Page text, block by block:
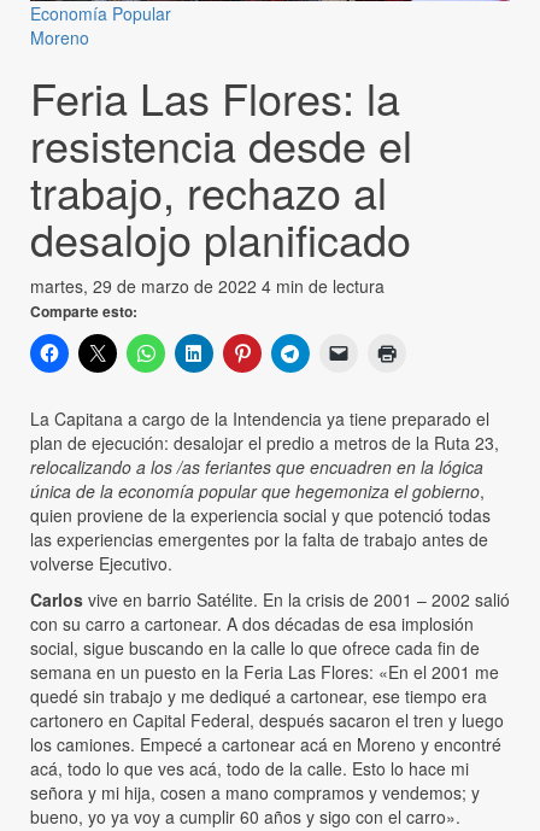
Economía Popular
Moreno
Feria Las Flores: la
resistencia desde el
trabajo, rechazo al
desalojo planificado
martes, 29 de marzo de 2022 4 min de lectura
Comparte esto:
La Capitana a cargo de la Intendencia ya tiene preparado el
plan de ejecución: desalojar el predio a metros de la Ruta 23,
relocalizando a los /as feriantes que encuadren en la lógica
única de la economía popular que hegemoniza el gobierno,
quien proviene de la experiencia social y que potenció todas
las experiencias emergentes por la falta de trabajo antes de
volverse Ejecutivo.
Carlos vive en barrio Satélite. En la crisis de 2001 – 2002 salió
con su carro a cartonear. A dos décadas de esa implosión
social, sigue buscando en la calle lo que ofrece cada fin de
semana en un puesto en la Feria Las Flores: «En el 2001 me
quedé sin trabajo y me dediqué a cartonear, ese tiempo era
cartonero en Capital Federal, después sacaron el tren y luego
los camiones. Empecé a cartonear acá en Moreno y encontré
acá, todo lo que ves acá, todo de la calle. Esto lo hace mi
señora y mi hija, cosen a mano compramos y vendemos; y
bueno, yo ya voy a cumplir 60 años y sigo con el carro».